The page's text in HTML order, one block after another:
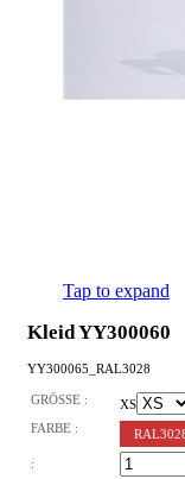
Tap to expand
Kleid YY300060
YY300065_RAL3028
GRÖSSE : XS
FARBE :
: